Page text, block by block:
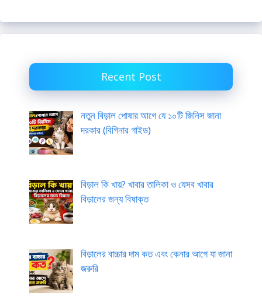
Recent Post
নতুন বিড়াল পোষার আগে যে ১০টি জিনিস জানা
দরকার (বিগিনার গাইড)
বিড়াল কি খায়? খাবার তালিকা ও যেসব খাবার
বিড়ালের জন্য বিষাক্ত
বিড়ালের বাচ্চার দাম কত এবং কেনার আগে যা জানা
জরুরি